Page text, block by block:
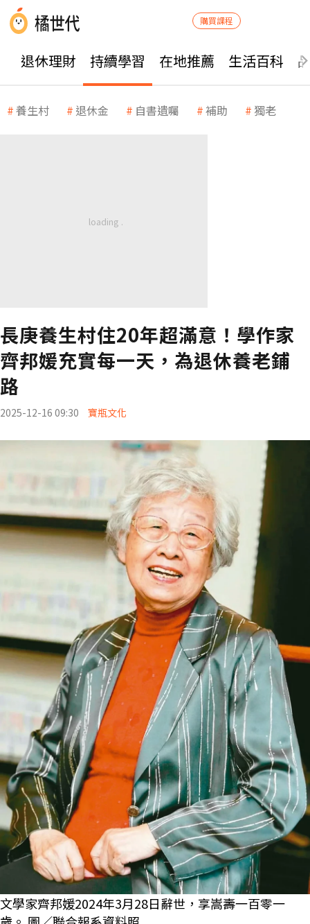
購買課程
退休理財 持續學習 在地推薦 生活百科
養生村 退休金 自書遺囑 補助 獨老
長庚養生村住20年超滿意！學作家
齊邦媛充實每一天，為退休養老鋪
路
2025-12-16 09:30 寶瓶文化
文學家齊邦媛2024年3月28日辭世，享嵩壽一百零一